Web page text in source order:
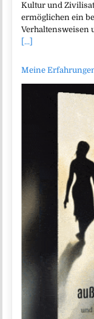
Kultur und
ermöglichen ein
Verhaltensweisen
[...]
Meine